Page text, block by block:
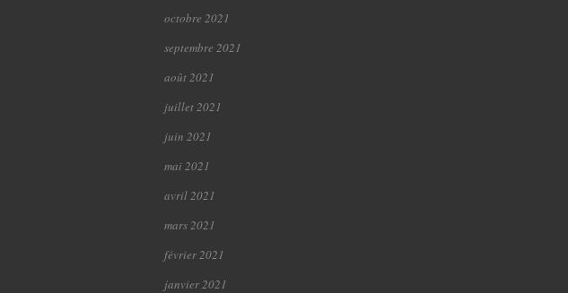
octobre 2021
septembre 2021
août 2021
juillet 2021
juin 2021
mai 2021
avril 2021
mars 2021
février 2021
janvier 2021